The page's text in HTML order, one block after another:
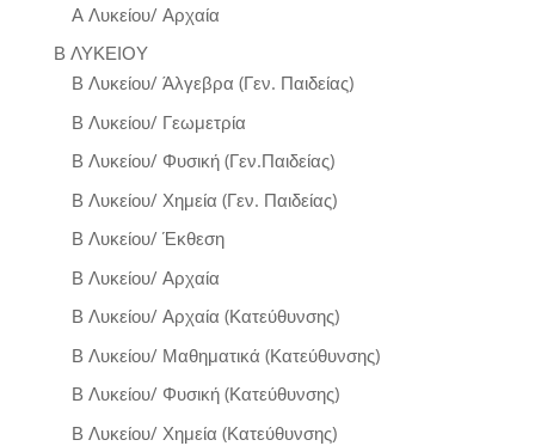
Α Λυκείου/ Αρχαία
Β ΛΥΚΕΙΟΥ
Β Λυκείου/ Άλγεβρα (Γεν. Παιδείας)
Β Λυκείου/ Γεωμετρία
Β Λυκείου/ Φυσική (Γεν.Παιδείας)
Β Λυκείου/ Χημεία (Γεν. Παιδείας)
Β Λυκείου/ Έκθεση
Β Λυκείου/ Αρχαία
Β Λυκείου/ Αρχαία (Κατεύθυνσης)
Β Λυκείου/ Μαθηματικά (Κατεύθυνσης)
Β Λυκείου/ Φυσική (Κατεύθυνσης)
Β Λυκείου/ Χημεία (Κατεύθυνσης)